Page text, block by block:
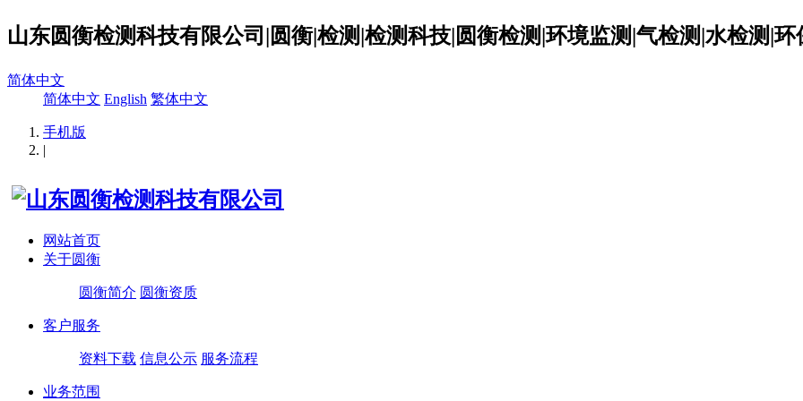
山东圆衡检测科技有限公司|圆衡|检测|检测科技|圆衡检测|环境监测|气检测|水检测|环
简体中文
简体中文 English 繁体中文
手机版
|
网站首页
关于圆衡
圆衡简介 圆衡资质
客户服务
资料下载 信息公示 服务流程
业务范围